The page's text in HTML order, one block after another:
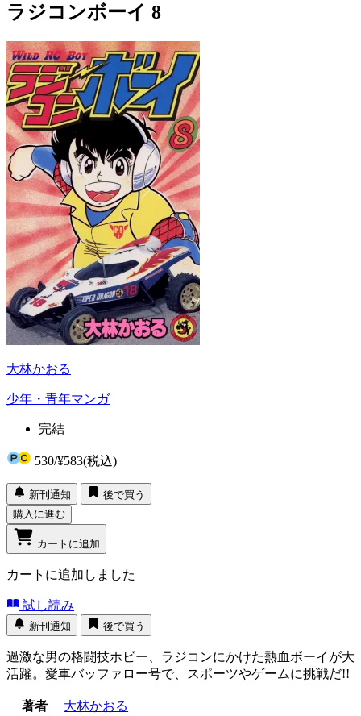
ラジコンボーイ 8
大林かおる
少年・青年マンガ
完結
530/¥583(税込)
新刊通知
後で買う
購入に進む
カートに追加
カートに追加しました
試し読み
新刊通知 後で買う
過激な男の格闘技ホビー、ラジコンにかけた熱血ボーイが大
活躍。愛車バッファロー号で、スポーツやゲームに挑戦だ!!
著者
大林かおる